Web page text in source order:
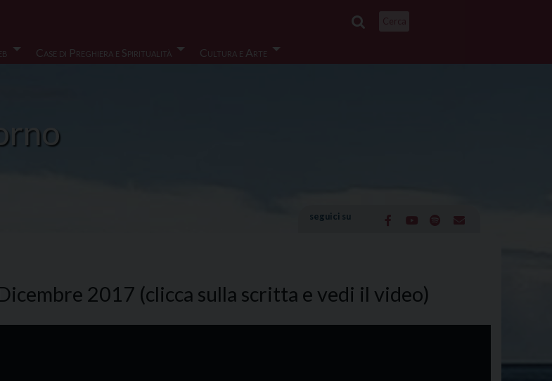
Case di Preghiera e Spiritualità Cultura e Arte
seguici su
2017 (clicca sulla scritta e vedi il video)